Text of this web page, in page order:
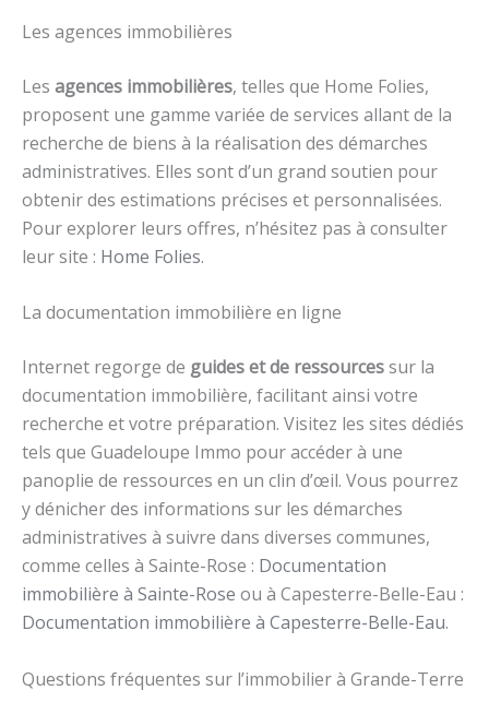
Les agences immobilières
Les agences immobilières, telles que Home Folies,
proposent une gamme variée de services allant de la
recherche de biens à la réalisation des démarches
administratives. Elles sont d’un grand soutien pour
obtenir des estimations précises et personnalisées.
Pour explorer leurs offres, n’hésitez pas à consulter
leur site : Home Folies.
La documentation immobilière en ligne
Internet regorge de guides et de ressourcessur la
documentation immobilière, facilitant ainsi votre
recherche et votre préparation. Visitez les sites dédiés
tels que Guadeloupe Immo pour accéder à une
panoplie de ressources en un clin d’œil. Vous pourrez
y dénicher des informations sur les démarches
administratives à suivre dans diverses communes,
comme celles à Sainte-Rose : Documentation
immobilière à Sainte-Rose ou à Capesterre-Belle-Eau :
Documentation immobilière à Capesterre-Belle-Eau.
Questions fréquentes sur l’immobilier à Grande-Terre